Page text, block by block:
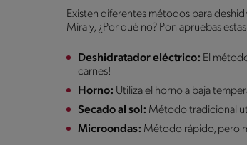
Existen diferentes métodos para
Mira y, ¿Por qué no? Pon apruebas
Deshidratador eléctrico: El
carnes!
Horno: Utiliza el horno a baja
Secado al sol: Método tradicional
Microondas: Método rápido, pero